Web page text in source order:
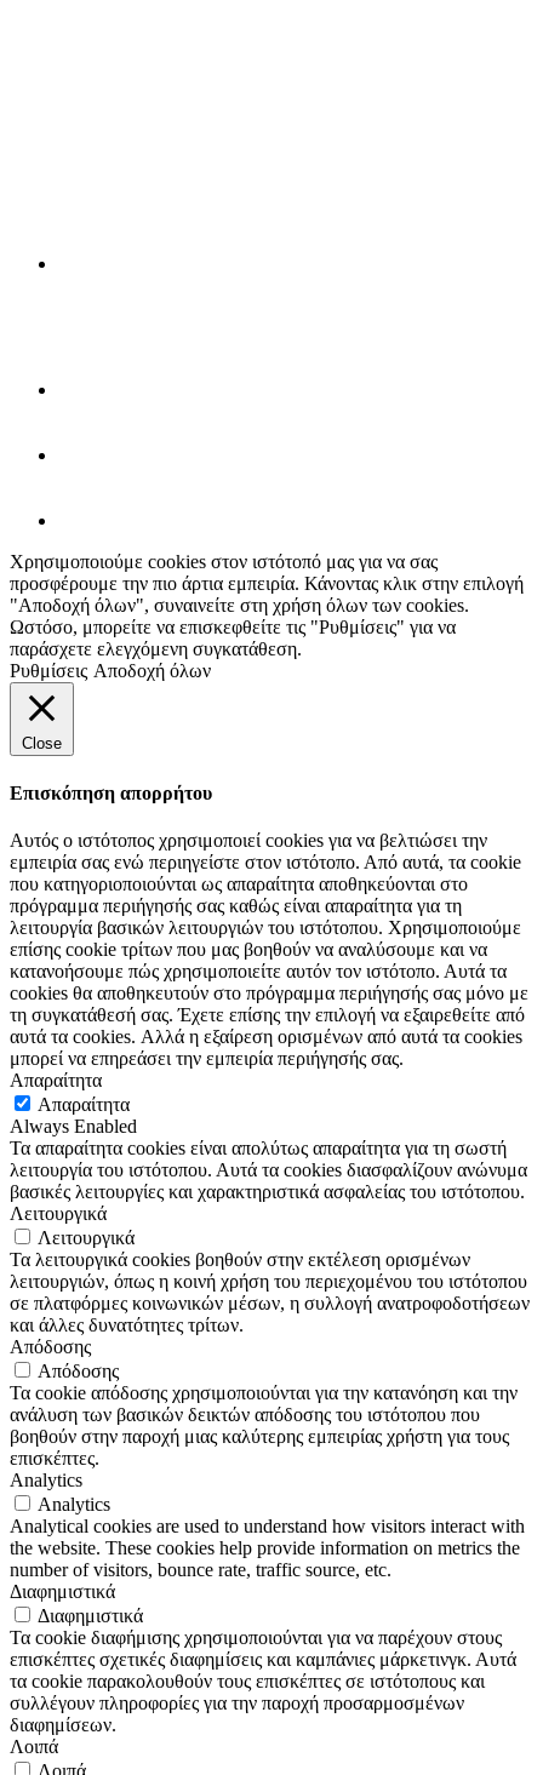
Χρησιμοποιούμε cookies στον ιστότοπό μας για να σας
προσφέρουμε την πιο άρτια εμπειρία. Κάνοντας κλικ στην επιλογή
"Αποδοχή όλων", συναινείτε στη χρήση όλων των cookies.
Ωστόσο, μπορείτε να επισκεφθείτε τις "Ρυθμίσεις" για να
παράσχετε ελεγχόμενη συγκατάθεση.
Ρυθμίσεις Αποδοχή όλων
Close
Επισκόπηση απορρήτου
Αυτός ο ιστότοπος χρησιμοποιεί cookies για να βελτιώσει την
εμπειρία σας ενώ περιηγείστε στον ιστότοπο. Από αυτά, τα cookie
που κατηγοριοποιούνται ως απαραίτητα αποθηκεύονται στο
πρόγραμμα περιήγησής σας καθώς είναι απαραίτητα για τη
λειτουργία βασικών λειτουργιών του ιστότοπου. Χρησιμοποιούμε
επίσης cookie τρίτων που μας βοηθούν να αναλύσουμε και να
κατανοήσουμε πώς χρησιμοποιείτε αυτόν τον ιστότοπο. Αυτά τα
cookies θα αποθηκευτούν στο πρόγραμμα περιήγησής σας μόνο με
τη συγκατάθεσή σας. Έχετε επίσης την επιλογή να εξαιρεθείτε από
αυτά τα cookies. Αλλά η εξαίρεση ορισμένων από αυτά τα cookies
μπορεί να επηρεάσει την εμπειρία περιήγησής σας.
Απαραίτητα
Απαραίτητα
Always Enabled
Τα απαραίτητα cookies είναι απολύτως απαραίτητα για τη σωστή
λειτουργία του ιστότοπου. Αυτά τα cookies διασφαλίζουν ανώνυμα
βασικές λειτουργίες και χαρακτηριστικά ασφαλείας του ιστότοπου.
Λειτουργικά
Λειτουργικά
Τα λειτουργικά cookies βοηθούν στην εκτέλεση ορισμένων
λειτουργιών, όπως η κοινή χρήση του περιεχομένου του ιστότοπου
σε πλατφόρμες κοινωνικών μέσων, η συλλογή ανατροφοδοτήσεων
και άλλες δυνατότητες τρίτων.
Απόδοσης
Απόδοσης
Τα cookie απόδοσης χρησιμοποιούνται για την κατανόηση και την
ανάλυση των βασικών δεικτών απόδοσης του ιστότοπου που
βοηθούν στην παροχή μιας καλύτερης εμπειρίας χρήστη για τους
επισκέπτες.
Analytics
Analytics
Analytical cookies are used to understand how visitors interact with
the website. These cookies help provide information on metrics the
number of visitors, bounce rate, traffic source, etc.
Διαφημιστικά
Διαφημιστικά
Τα cookie διαφήμισης χρησιμοποιούνται για να παρέχουν στους
επισκέπτες σχετικές διαφημίσεις και καμπάνιες μάρκετινγκ. Αυτά
τα cookie παρακολουθούν τους επισκέπτες σε ιστότοπους και
συλλέγουν πληροφορίες για την παροχή προσαρμοσμένων
διαφημίσεων.
Λοιπά
Λοιπά